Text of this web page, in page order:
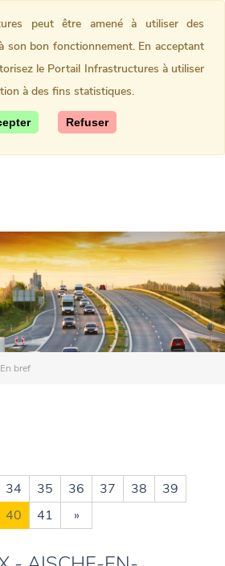
En bref
34 35 36 37 38
39
40
41 »
peut être amené à utiliser des
son bon fonctionnement. En acceptant
le Portail Infrastructures à utiliser
à des fins statistiques.
Refuser